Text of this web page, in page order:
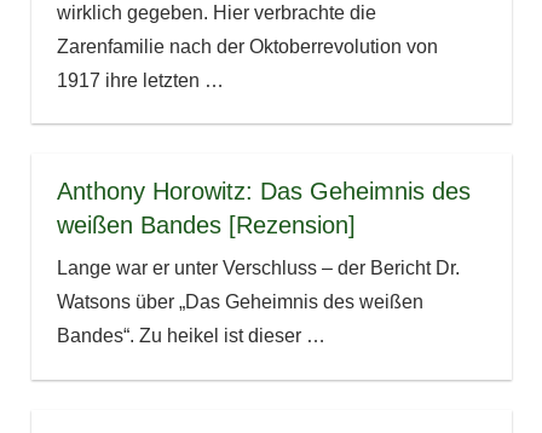
wirklich gegeben. Hier verbrachte die
Zarenfamilie nach der Oktoberrevolution von
1917 ihre letzten …
Anthony Horowitz: Das Geheimnis des
weißen Bandes [Rezension]
Lange war er unter Verschluss – der Bericht Dr.
Watsons über „Das Geheimnis des weißen
Bandes“. Zu heikel ist dieser …